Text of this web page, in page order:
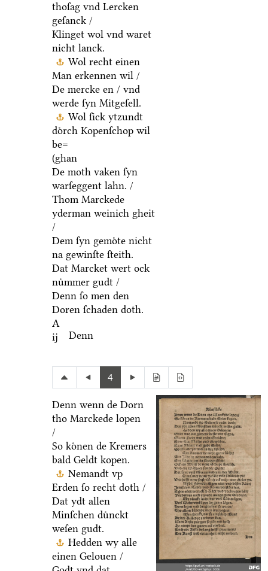
thoſag vnd Lercken
geſanck /
Klinget wol vnd waret
nicht lanck.
Wol recht einen
Man erkennen wil /
De mercke en / vnd
werde ſyn Mitgeſell.
Wol ſick ytzundt
doͤrch Kopenſchop wil
be=
(ghan
De moth vaken ſyn
warſeggent lahn. /
Thom Marckede
yderman weinich gheit
/
Dem ſyn gemoͤte nicht
na gewinſte ſteith.
Dat Marcket wert ock
nuͤmmer gudt /
Denn ſo men den
Doren ſchaden doth.
A
ij
Denn
4
Denn wenn de Dorn
tho Marckede lopen
/
So koͤnen de Kremers
bald Geldt kopen.
Nemandt vp
Erden ſo recht doth /
Dat ydt allen
Minſchen duͤnckt
weſen gudt.
Hedden wy alle
einen Gelouen /